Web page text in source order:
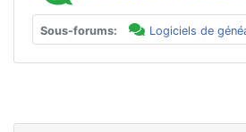
Sous-forums: Logiciels de